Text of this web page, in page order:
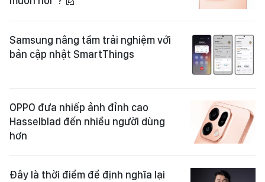
Samsung nâng tầm trải nghiệm với
bản cập nhật SmartThings
OPPO đưa nhiếp ảnh đỉnh cao
Hasselblad đến nhiều người dùng
hơn
Đây là thời điểm để định nghĩa lại